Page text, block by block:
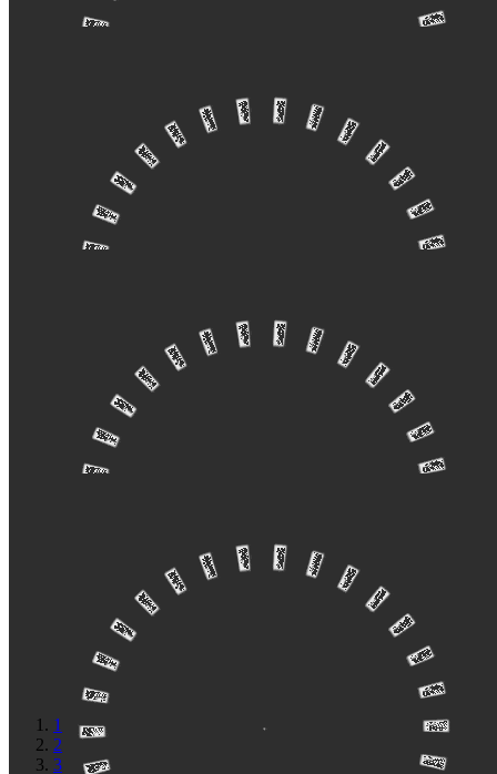
【案例】万达集团·天津水西台
【案例】盘州市中医院景观设计
【案例】Quinn Sukhumvit 101 景观设计
1
2
3